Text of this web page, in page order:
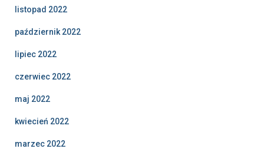
listopad 2022
październik 2022
lipiec 2022
czerwiec 2022
maj 2022
kwiecień 2022
marzec 2022